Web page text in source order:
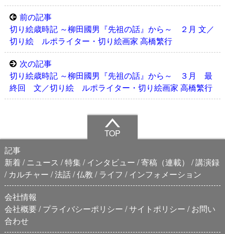
前の記事
切り絵歳時記 ～柳田國男『先祖の話』から～ ２月 文／
切り絵 ルポライター・切り絵画家 高橋繁行
次の記事
切り絵歳時記 ～柳田國男『先祖の話』から～ ３月 最
終回 文／切り絵 ルポライター・切り絵画家 高橋繁行
TOP
記事
新着
ニュース 特集 インタビュー 寄稿（連載）
講演録
カルチャー 法話 仏教 ライフ
インフォメーション
会社情報
会社概要 プライバシーポリシー サイトポリシー
お問い
合わせ